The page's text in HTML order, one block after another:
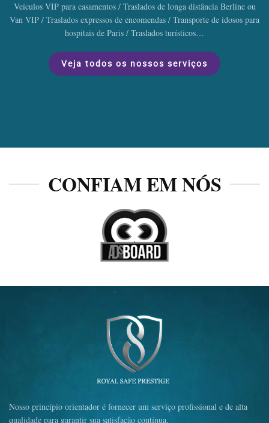
Veículos VIP para casamentos / Traslados de longa distância Berline ou
Van VIP / Traslados expressos de encomendas / Transporte de idosos para
hospitais de Paris / Traslados turísticos…
Veja todos os nossos serviços
CONFIAM EM NÓS
Nosso princípio orientador é fornecer um serviço profissional e de alta
qualidade para garantir sua satisfação contínua.